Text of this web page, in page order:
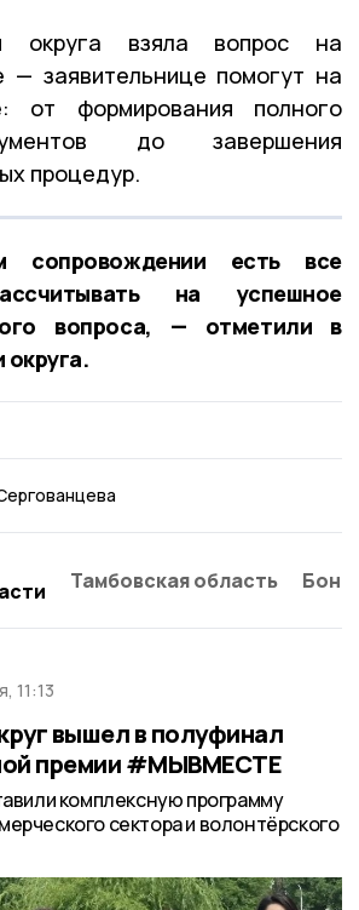
округа взяла вопрос на
— заявительнице помогут на
от формирования полного
до завершения
процедур.
есть все
на успешное
вопроса, — отметили в
Тамбовская область
11:13
вышел в полуфинал
премии #МЫВМЕСТЕ
комплексную программу
сектора и волонтёрского